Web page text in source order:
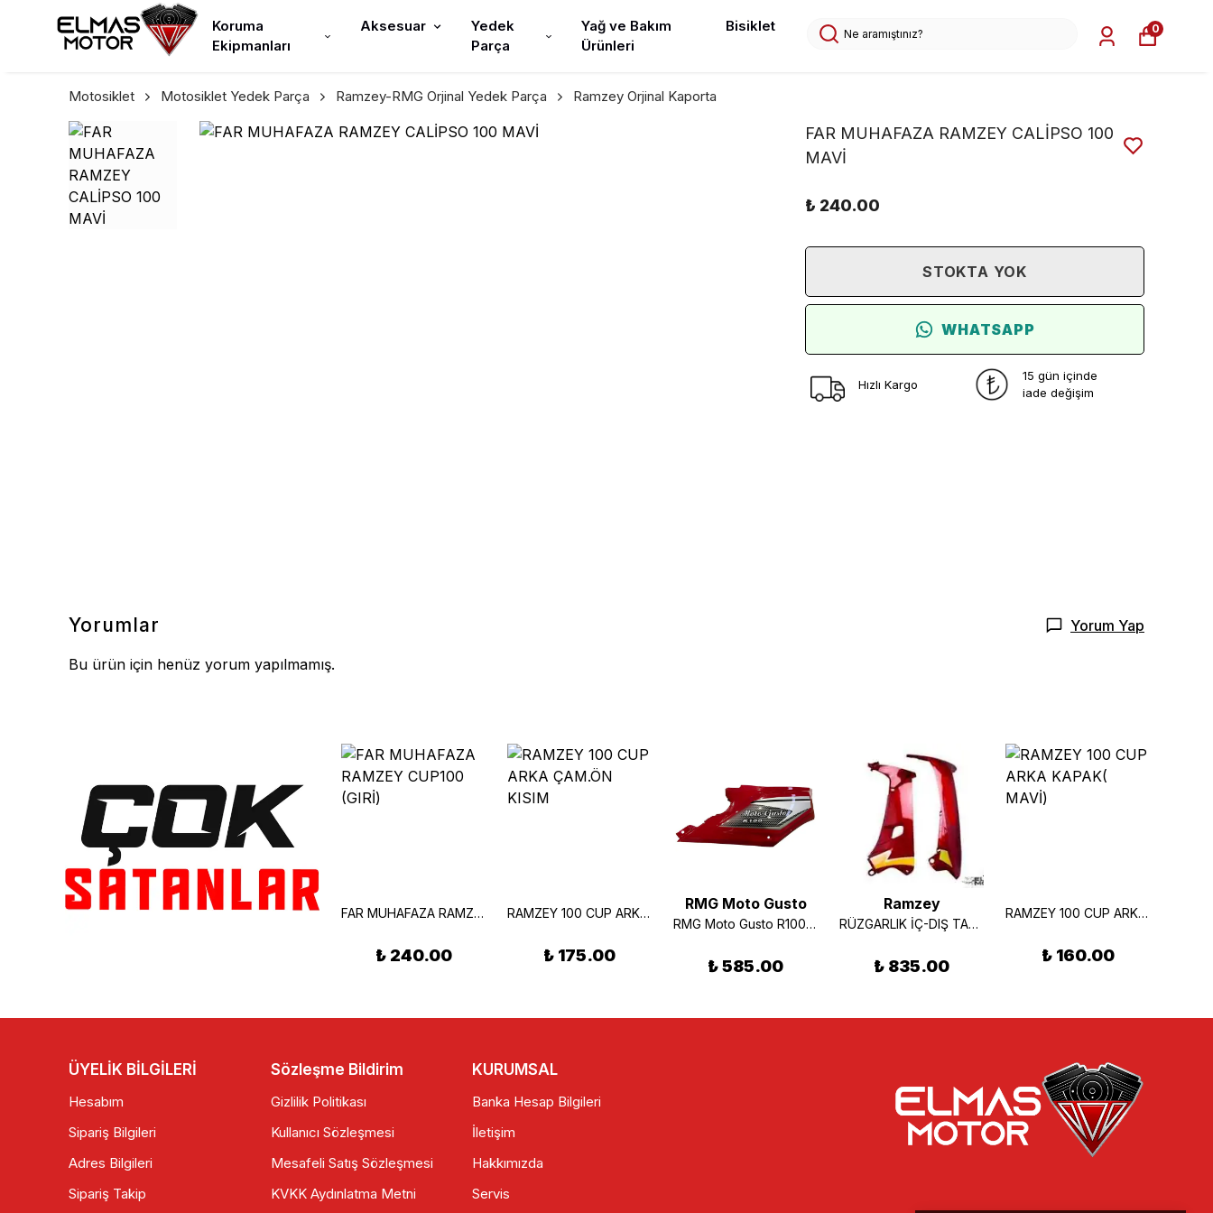
Koruma
Ekipmanları
Aksesuar
Yedek
Parça
Yağ ve Bakım
Ürünleri
Bisiklet 0
Motosiklet Motosiklet Yedek Parça Ramzey-RMG Orjinal Yedek Parça Ramzey Orjinal Kaporta
FAR MUHAFAZA RAMZEY CALİPSO 100
MAVİ
₺ 240.00
STOKTA YOK
WHATSAPP
Hızlı Kargo
15 gün içinde
iade değişim
Yorumlar Yorum Yap
Bu ürün için henüz yorum yapılmamış.
RMG Moto Gusto RMG Moto Gusto
FAR MUHAFAZA RAMZEY CUP100 (GIRİ)
₺ 240.00
RAMZEY 100 CUP ARKA ÇAM.ÖN KISIM
₺ 175.00
RMG Moto Gusto
RMG Moto Gusto R100 Sele Altı Sol Kapak Kırmızı
₺ 585.00
Ramzey
RÜZGARLIK İÇ-DIŞ TAKIM SAĞ KIRMIZI RAMZEY CUP 100
₺ 835.00
RAMZEY 100 CUP ARKA KAPAK( MAVİ)
₺ 160.00
ÜYELİK BİLGİLERİ
Hesabım
Sipariş Bilgileri
Adres Bilgileri
Sipariş Takip
Sözleşme Bildirim
Gizlilik Politikası
Kullanıcı Sözleşmesi
Mesafeli Satış Sözleşmesi
KVKK Aydınlatma Metni
KURUMSAL
Banka Hesap Bilgileri
İletişim
Hakkımızda
Servis